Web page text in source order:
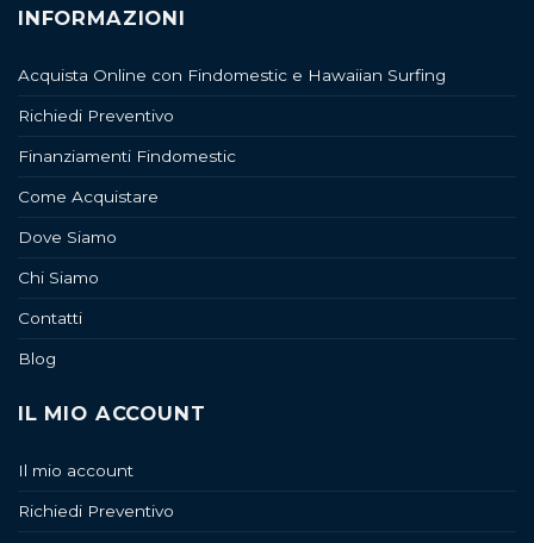
INFORMAZIONI
Acquista Online con Findomestic e Hawaiian Surfing
Richiedi Preventivo
Finanziamenti Findomestic
Come Acquistare
Dove Siamo
Chi Siamo
Contatti
Blog
IL MIO ACCOUNT
Il mio account
Richiedi Preventivo